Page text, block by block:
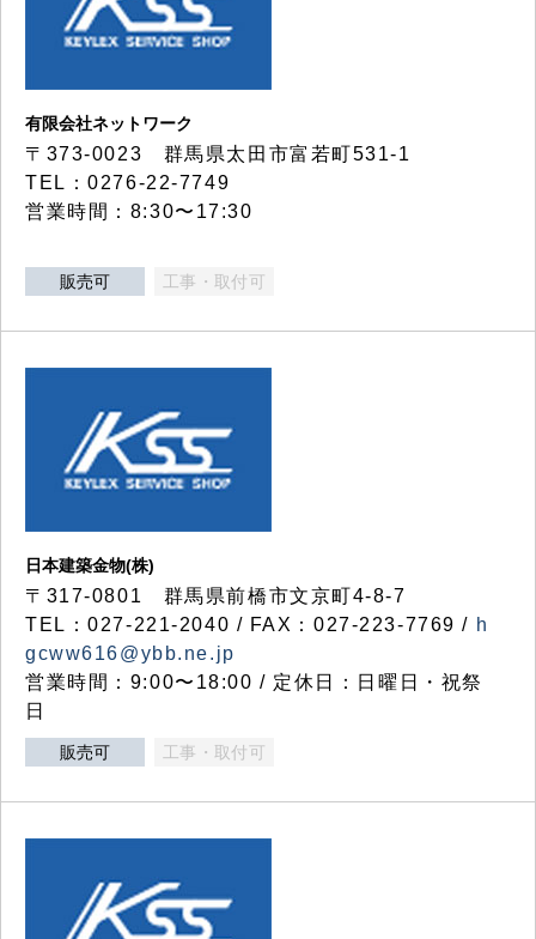
有限会社ネットワーク
〒373-0023 群馬県太田市富若町531-1
TEL：0276-22-7749
営業時間：8:30〜17:30
販売可 工事・取付可
日本建築金物(株)
〒317‐0801 群馬県前橋市文京町4-8-7
TEL：027-221-2040 / FAX：027-223-7769 / h
gcww616@ybb.ne.jp
営業時間：9:00〜18:00 / 定休日：日曜日・祝祭
日
販売可 工事・取付可